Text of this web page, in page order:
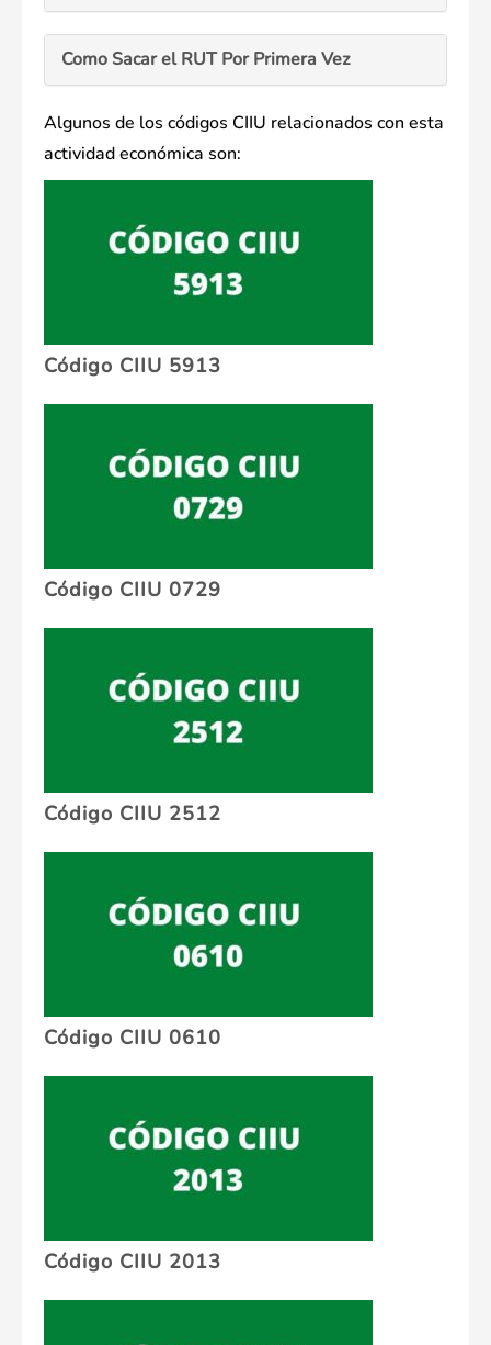
Como Sacar el RUT Por Primera Vez
Algunos de los códigos CIIU relacionados con esta
actividad económica son:
Código CIIU 5913
Código CIIU 0729
Código CIIU 2512
Código CIIU 0610
Código CIIU 2013